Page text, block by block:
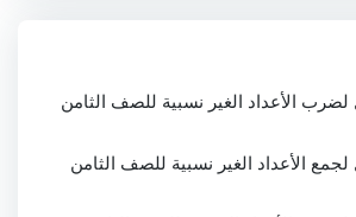
الأعداد الغير نسبية للصف الثامن
الأعداد الغير نسبية للصف الثامن